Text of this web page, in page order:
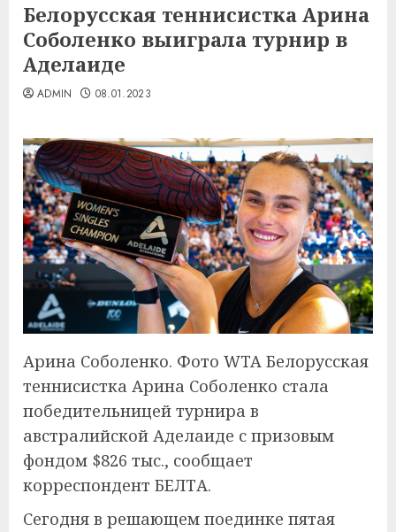
Белорусская теннисистка Арина
Соболенко выиграла турнир в
Аделаиде
ADMIN 08.01.2023
Арина Соболенко. Фото WTA Белорусская
теннисистка Арина Соболенко стала
победительницей турнира в
австралийской Аделаиде с призовым
фондом $826 тыс., сообщает
корреспондент БЕЛТА.
Сегодня в решающем поединке пятая